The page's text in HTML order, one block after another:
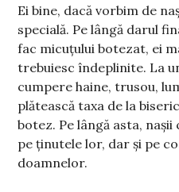
Ei bine, dacă vorbim de
specială. Pe lângă darul
fac micuțului botezat, ei
trebuiesc îndeplinite. La
cumpere haine, trusou,
plătească taxa de la
botez. Pe lângă asta,
pe ținutele lor, dar și pe
doamnelor.